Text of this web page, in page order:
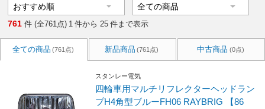
761 件 (全761点) 1 件から 25 件まで表示
全ての商品 (761点) 新品商品 (761点) 中古商品 (0点)
スタンレー電気
四輪車用マルチリフレクターヘッドラン
プH4角型ブルーFH06 RAYBRIG 【86